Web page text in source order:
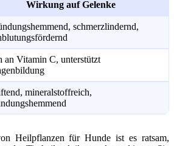
Wirkung auf Gelenke
schmerzlindernd,
an Vitamin C, unterstützt
mineralstoffreich,
Heilpflanzen für Hunde ist es ratsam,